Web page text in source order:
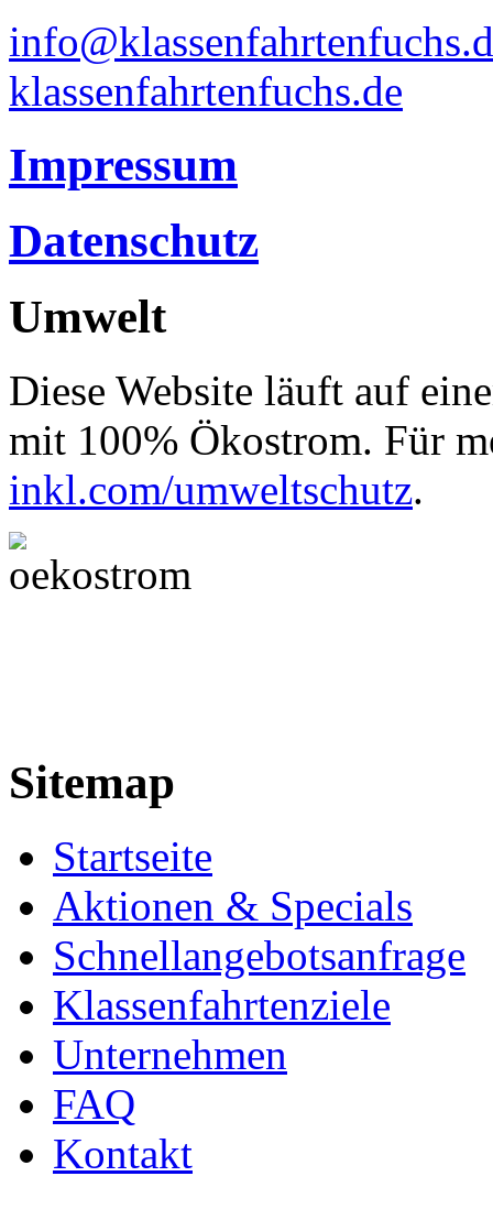
klassenfahrtenfuchs.de
Impressum
Datenschutz
Umwelt
Diese Website läuft auf
mit 100% Ökostrom. Für
inkl.com/umweltschutz.
Sitemap
Startseite
Aktionen & Specials
Schnellangebotsanfrage
Klassenfahrtenziele
Unternehmen
FAQ
Kontakt